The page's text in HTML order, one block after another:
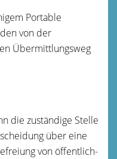
Portable
von der
Übermittlungsweg
die zuständige Stelle
über eine
von öffentlich-